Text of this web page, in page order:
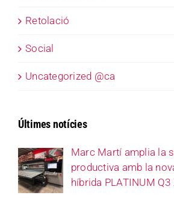
Retolació
Social
Uncategorized @ca
Últimes notícies
Marc Martí amplia la
productiva amb la
híbrida PLATINUM Q3